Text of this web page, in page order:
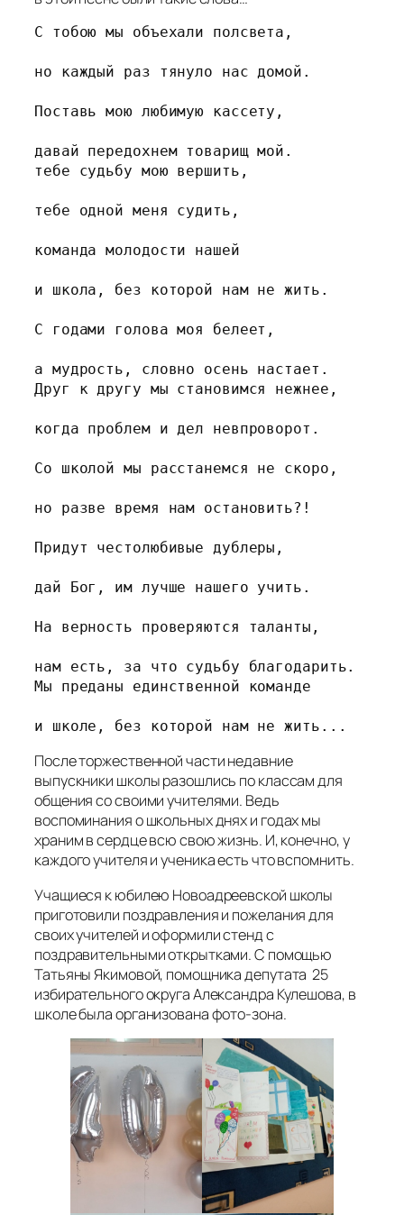
С тобою мы объехали полсвета,
но каждый раз тянуло нас домой.
Поставь мою любимую кассету,
давай передохнем товарищ мой.
тебе судьбу мою вершить,
тебе одной меня судить,
команда молодости нашей
и школа, без которой нам не жить.
С годами голова моя белеет,
а мудрость, словно осень настает.
Друг к другу мы становимся нежнее,
когда проблем и дел невпроворот.
Со школой мы расстанемся не скоро,
но разве время нам остановить?!
Придут честолюбивые дублеры,
дай Бог, им лучше нашего учить.
На верность проверяются таланты,
нам есть, за что судьбу благодарить.
Мы преданы единственной команде
и школе, без которой нам не жить...
После торжественной части недавние
выпускники школы разошлись по классам для
общения со своими учителями. Ведь
воспоминания о школьных днях и годах мы
храним в сердце всю свою жизнь. И, конечно, у
каждого учителя и ученика есть что вспомнить.
Учащиеся к юбилею Новоадреевской школы
приготовили поздравления и пожелания для
своих учителей и оформили стенд с
поздравительными открытками. С помощью
Татьяны Якимовой, помощника депутата 25
избирательного округа Александра Кулешова, в
школе была организована фото-зона.